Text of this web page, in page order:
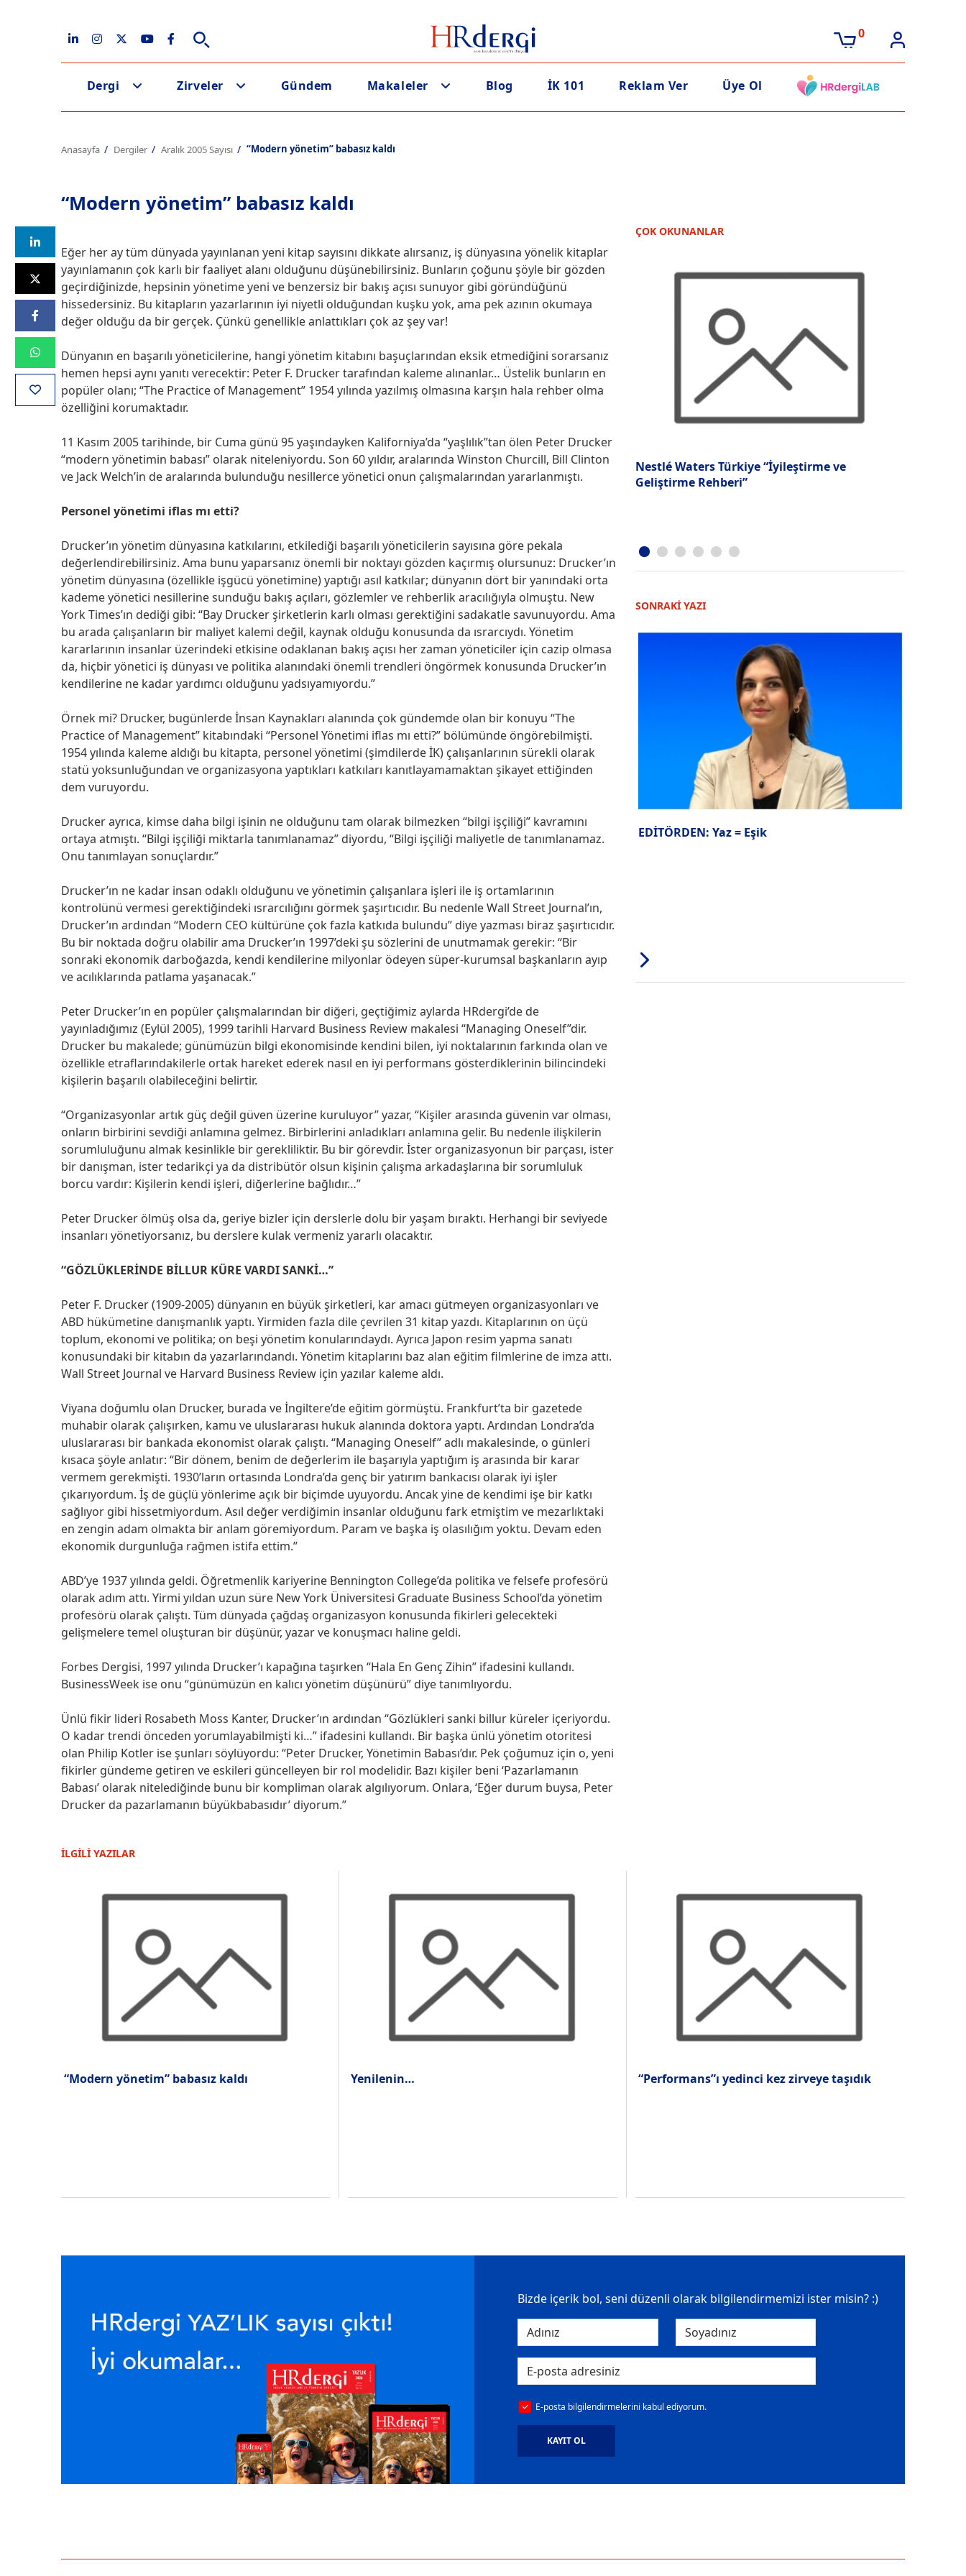
0
Dergi Zirveler Gündem Makaleler Blog İK 101 Reklam Ver Üye Ol
Anasayfa Dergiler Aralık 2005 Sayısı “Modern yönetim” babasız kaldı
“Modern yönetim” babasız kaldı
Eğer her ay tüm dünyada yayınlanan yeni kitap sayısını dikkate alırsanız, iş dünyasına yönelik kitaplar
yayınlamanın çok karlı bir faaliyet alanı olduğunu düşünebilirsiniz. Bunların çoğunu şöyle bir gözden
geçirdiğinizde, hepsinin yönetime yeni ve benzersiz bir bakış açısı sunuyor gibi göründüğünü
hissedersiniz. Bu kitapların yazarlarının iyi niyetli olduğundan kuşku yok, ama pek azının okumaya
değer olduğu da bir gerçek. Çünkü genellikle anlattıkları çok az şey var!
Dünyanın en başarılı yöneticilerine, hangi yönetim kitabını başuçlarından eksik etmediğini sorarsanız
hemen hepsi aynı yanıtı verecektir: Peter F. Drucker tarafından kaleme alınanlar… Üstelik bunların en
popüler olanı; “The Practice of Management” 1954 yılında yazılmış olmasına karşın hala rehber olma
özelliğini korumaktadır.
11 Kasım 2005 tarihinde, bir Cuma günü 95 yaşındayken Kaliforniya’da “yaşlılık”tan ölen Peter Drucker
“modern yönetimin babası” olarak niteleniyordu. Son 60 yıldır, aralarında Winston Churcill, Bill Clinton
ve Jack Welch’in de aralarında bulunduğu nesillerce yönetici onun çalışmalarından yararlanmıştı.
Personel yönetimi iflas mı etti?
Drucker’ın yönetim dünyasına katkılarını, etkilediği başarılı yöneticilerin sayısına göre pekala
değerlendirebilirsiniz. Ama bunu yaparsanız önemli bir noktayı gözden kaçırmış olursunuz: Drucker’ın
yönetim dünyasına (özellikle işgücü yönetimine) yaptığı asıl katkılar; dünyanın dört bir yanındaki orta
kademe yönetici nesillerine sunduğu bakış açıları, gözlemler ve rehberlik aracılığıyla olmuştu. New
York Times’ın dediği gibi: “Bay Drucker şirketlerin karlı olması gerektiğini sadakatle savunuyordu. Ama
bu arada çalışanların bir maliyet kalemi değil, kaynak olduğu konusunda da ısrarcıydı. Yönetim
kararlarının insanlar üzerindeki etkisine odaklanan bakış açısı her zaman yöneticiler için cazip olmasa
da, hiçbir yönetici iş dünyası ve politika alanındaki önemli trendleri öngörmek konusunda Drucker’ın
kendilerine ne kadar yardımcı olduğunu yadsıyamıyordu.”
Örnek mi? Drucker, bugünlerde İnsan Kaynakları alanında çok gündemde olan bir konuyu “The
Practice of Management” kitabındaki “Personel Yönetimi iflas mı etti?” bölümünde öngörebilmişti.
1954 yılında kaleme aldığı bu kitapta, personel yönetimi (şimdilerde İK) çalışanlarının sürekli olarak
statü yoksunluğundan ve organizasyona yaptıkları katkıları kanıtlayamamaktan şikayet ettiğinden
dem vuruyordu.
Drucker ayrıca, kimse daha bilgi işinin ne olduğunu tam olarak bilmezken “bilgi işçiliği” kavramını
ortaya atmıştı. “Bilgi işçiliği miktarla tanımlanamaz” diyordu, “Bilgi işçiliği maliyetle de tanımlanamaz.
Onu tanımlayan sonuçlardır.”
Drucker’ın ne kadar insan odaklı olduğunu ve yönetimin çalışanlara işleri ile iş ortamlarının
kontrolünü vermesi gerektiğindeki ısrarcılığını görmek şaşırtıcıdır. Bu nedenle Wall Street Journal’ın,
Drucker’ın ardından “Modern CEO kültürüne çok fazla katkıda bulundu” diye yazması biraz şaşırtıcıdır.
Bu bir noktada doğru olabilir ama Drucker’ın 1997’deki şu sözlerini de unutmamak gerekir: “Bir
sonraki ekonomik darboğazda, kendi kendilerine milyonlar ödeyen süper-kurumsal başkanların ayıp
ve acılıklarında patlama yaşanacak.”
Peter Drucker’ın en popüler çalışmalarından bir diğeri, geçtiğimiz aylarda HRdergi’de de
yayınladığımız (Eylül 2005), 1999 tarihli Harvard Business Review makalesi “Managing Oneself”dir.
Drucker bu makalede; günümüzün bilgi ekonomisinde kendini bilen, iyi noktalarının farkında olan ve
özellikle etraflarındakilerle ortak hareket ederek nasıl en iyi performans gösterdiklerinin bilincindeki
kişilerin başarılı olabileceğini belirtir.
“Organizasyonlar artık güç değil güven üzerine kuruluyor” yazar, “Kişiler arasında güvenin var olması,
onların birbirini sevdiği anlamına gelmez. Birbirlerini anladıkları anlamına gelir. Bu nedenle ilişkilerin
sorumluluğunu almak kesinlikle bir gerekliliktir. Bu bir görevdir. İster organizasyonun bir parçası, ister
bir danışman, ister tedarikçi ya da distribütör olsun kişinin çalışma arkadaşlarına bir sorumluluk
borcu vardır: Kişilerin kendi işleri, diğerlerine bağlıdır…”
Peter Drucker ölmüş olsa da, geriye bizler için derslerle dolu bir yaşam bıraktı. Herhangi bir seviyede
insanları yönetiyorsanız, bu derslere kulak vermeniz yararlı olacaktır.
“GÖZLÜKLERİNDE BİLLUR KÜRE VARDI SANKİ…”
Peter F. Drucker (1909-2005) dünyanın en büyük şirketleri, kar amacı gütmeyen organizasyonları ve
ABD hükümetine danışmanlık yaptı. Yirmiden fazla dile çevrilen 31 kitap yazdı. Kitaplarının on üçü
toplum, ekonomi ve politika; on beşi yönetim konularındaydı. Ayrıca Japon resim yapma sanatı
konusundaki bir kitabın da yazarlarındandı. Yönetim kitaplarını baz alan eğitim filmlerine de imza attı.
Wall Street Journal ve Harvard Business Review için yazılar kaleme aldı.
Viyana doğumlu olan Drucker, burada ve İngiltere’de eğitim görmüştü. Frankfurt’ta bir gazetede
muhabir olarak çalışırken, kamu ve uluslararası hukuk alanında doktora yaptı. Ardından Londra’da
uluslararası bir bankada ekonomist olarak çalıştı. “Managing Oneself” adlı makalesinde, o günleri
kısaca şöyle anlatır: “Bir dönem, benim de değerlerim ile başarıyla yaptığım iş arasında bir karar
vermem gerekmişti. 1930’ların ortasında Londra’da genç bir yatırım bankacısı olarak iyi işler
çıkarıyordum. İş de güçlü yönlerime açık bir biçimde uyuyordu. Ancak yine de kendimi işe bir katkı
sağlıyor gibi hissetmiyordum. Asıl değer verdiğimin insanlar olduğunu fark etmiştim ve mezarlıktaki
en zengin adam olmakta bir anlam göremiyordum. Param ve başka iş olasılığım yoktu. Devam eden
ekonomik durgunluğa rağmen istifa ettim.”
ABD’ye 1937 yılında geldi. Öğretmenlik kariyerine Bennington College’da politika ve felsefe profesörü
olarak adım attı. Yirmi yıldan uzun süre New York Üniversitesi Graduate Business School’da yönetim
profesörü olarak çalıştı. Tüm dünyada çağdaş organizasyon konusunda fikirleri gelecekteki
gelişmelere temel oluşturan bir düşünür, yazar ve konuşmacı haline geldi.
Forbes Dergisi, 1997 yılında Drucker’ı kapağına taşırken “Hala En Genç Zihin” ifadesini kullandı.
BusinessWeek ise onu “günümüzün en kalıcı yönetim düşünürü” diye tanımlıyordu.
Ünlü fikir lideri Rosabeth Moss Kanter, Drucker’ın ardından “Gözlükleri sanki billur küreler içeriyordu.
O kadar trendi önceden yorumlayabilmişti ki…” ifadesini kullandı. Bir başka ünlü yönetim otoritesi
olan Philip Kotler ise şunları söylüyordu: “Peter Drucker, Yönetimin Babası’dır. Pek çoğumuz için o, yeni
fikirler gündeme getiren ve eskileri güncelleyen bir rol modelidir. Bazı kişiler beni ‘Pazarlamanın
Babası’ olarak nitelediğinde bunu bir kompliman olarak algılıyorum. Onlara, ‘Eğer durum buysa, Peter
Drucker da pazarlamanın büyükbabasıdır’ diyorum.”
ÇOK OKUNANLAR
Nestlé Waters Türkiye “İyileştirme ve
Geliştirme Rehberi”
SONRAKİ YAZI
EDİTÖRDEN: Yaz = Eşik
İLGİLİ YAZILAR
“Modern yönetim” babasız kaldı Yenilenin… “Performans”ı yedinci kez zirveye taşıdık
Bizde içerik bol, seni düzenli olarak bilgilendirmemizi ister misin? :)
E-posta bilgilendirmelerini kabul ediyorum.
KAYIT OL